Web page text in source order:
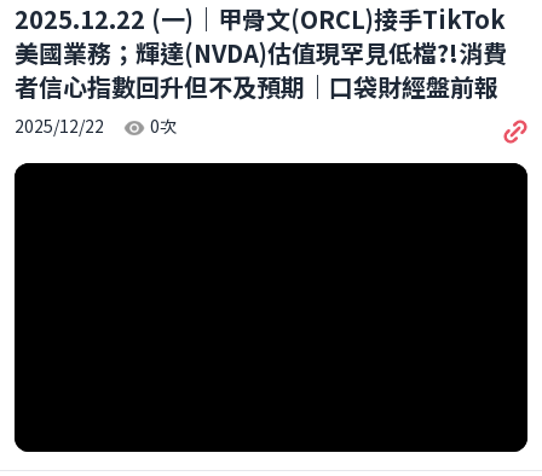
2025.12.22 (一)｜甲骨文(ORCL)接手TikTok
美國業務；輝達(NVDA)估值現罕見低檔?!消費
者信心指數回升但不及預期｜口袋財經盤前報
2025/12/22 0次